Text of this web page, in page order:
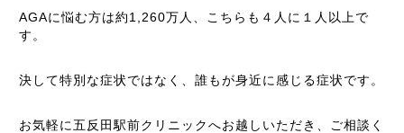
AGAに悩む方は約1,260万人、こちらも４人に１人以上で
す。
決して特別な症状ではなく、誰もが身近に感じる症状です。
お気軽に五反田駅前クリニックへお越しいただき、ご相談く